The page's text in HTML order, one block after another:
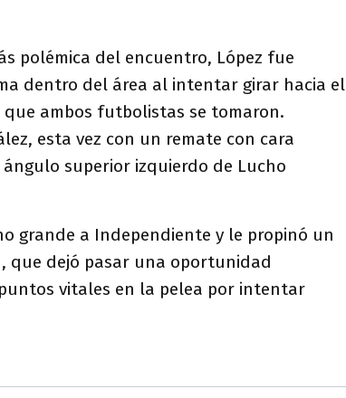
polémica del encuentro, López fue
dentro del área al intentar girar hacia el
ambos futbolistas se tomaron.
esta vez con un remate con cara
superior izquierdo de Lucho
grande a Independiente y le propinó un
que dejó pasar una oportunidad
vitales en la pelea por intentar